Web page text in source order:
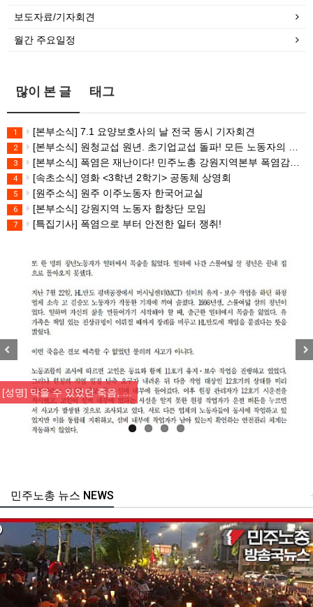
보도자료/기자회견
월간 주요일정
많이 본 글 태그
1 [본부소식] 7.1 요양보호사의 날 전국 동시 기자회견
2 [본부소식] 원청교섭 원년. 초기업교섭 돌파! 모든 노동자의 노동기본권 쟁취! 민주노총 7.15 총파업대회
3 [본부소식] 폭염은 재난이다! 민주노총 강원지역본부 폭염감시단 선포 기자회견
4 [속초소식] 영화 <3학년 2학기> 공동체 상영회
5 [원주소식] 원주 이주노동자 한국어교실
6 [본부소식] 강원지역 노동자 합창단 모임
7 [특집기사] 폭염으로 부터 안전한 일터 쟁취!
[성명] 막을 수 있었던 죽음, …
주노총 뉴스 NEWS